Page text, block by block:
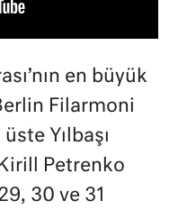
en büyük
Filarmoni
Yılbaşı
Petrenko
30 ve 31